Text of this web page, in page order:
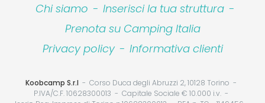
Chi siamo - Inserisci la tua struttura -
Prenota su Camping Italia
Privacy policy - Informativa clienti
Koobcamp S.r.l
Corso Duca degli Abruzzi 2, 10128 Torino
P.IVA/C.F. 10628300013
Capitale Sociale € 10.000 i.v.